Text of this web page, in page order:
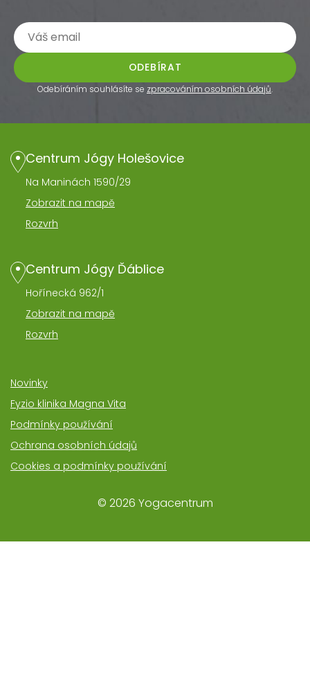
ODEBÍRAT
Odebíráním souhlásíte se zpracováním osobních údajů.
Centrum Jógy Holešovice
Na Maninách 1590/29
Zobrazit na mapě
Rozvrh
Centrum Jógy Ďáblice
Hořínecká 962/1
Zobrazit na mapě
Rozvrh
Novinky
Fyzio klinika Magna Vita
Podmínky používání
Ochrana osobních údajů
Cookies a podmínky používání
© 2026 Yogacentrum